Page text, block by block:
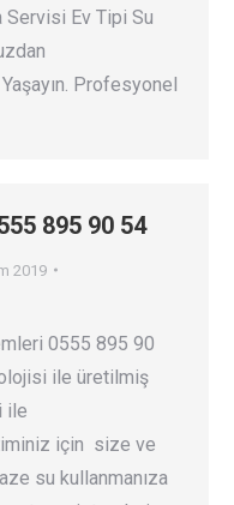
Servisi Ev Tipi Su
Profesyonel
895 90 54
2019
0555 895 90
ile üretilmiş
ile
için size ve
su kullanmanıza